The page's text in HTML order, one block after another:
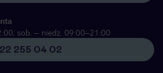
sob. – niedz. 09:00–21:00
22 255 04 02